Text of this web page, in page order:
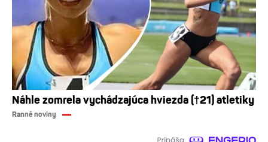
Náhle zomrela vychádzajúca hviezda (†21) atletiky
Ranné noviny